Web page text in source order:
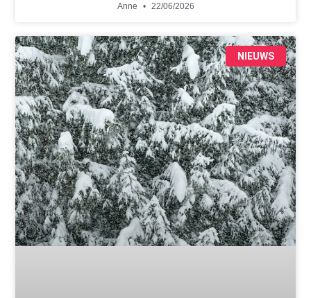
Anne 22/06/2026
NIEUWS